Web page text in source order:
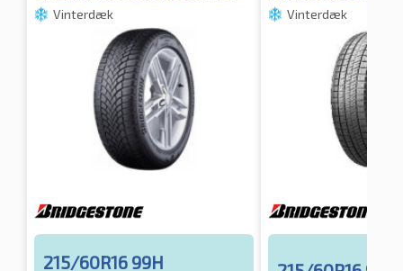
Vinterdæk
215/60R16 99H
Vinterdæk